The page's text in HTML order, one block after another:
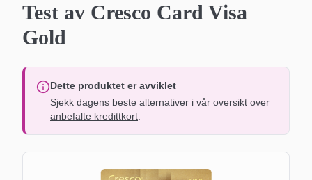
Test av Cresco Card Visa
Gold
Dette produktet er avviklet
Sjekk dagens beste alternativer i vår oversikt over
anbefalte kredittkort